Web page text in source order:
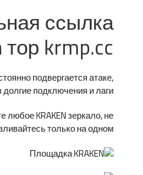
ссылка
krmp.cc
подвергается атаке,
подключения и лаги.
любое KRAKEN зеркало, не
только на одном.